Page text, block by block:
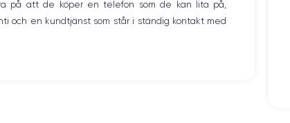
på att de köper en telefon som de kan lita på,
och en kundtjänst som står i ständig kontakt med